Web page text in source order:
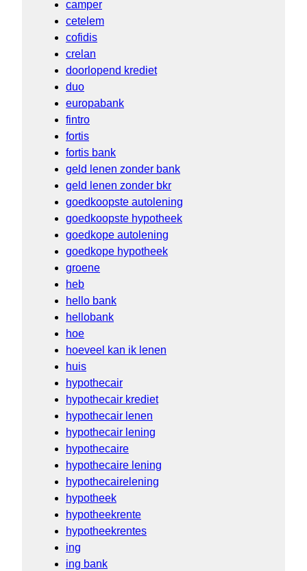
camper
cetelem
cofidis
crelan
doorlopend krediet
duo
europabank
fintro
fortis
fortis bank
geld lenen zonder bank
geld lenen zonder bkr
goedkoopste autolening
goedkoopste hypotheek
goedkope autolening
goedkope hypotheek
groene
heb
hello bank
hellobank
hoe
hoeveel kan ik lenen
huis
hypothecair
hypothecair krediet
hypothecair lenen
hypothecair lening
hypothecaire
hypothecaire lening
hypothecairelening
hypotheek
hypotheekrente
hypotheekrentes
ing
ing bank